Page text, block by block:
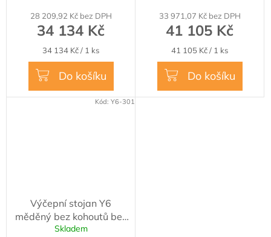
28 209,92 Kč bez DPH
34 134 Kč
Měrná
cena:
34 134 Kč / 1 ks
Do košíku
33 971,07 Kč bez DPH
41 105 Kč
Měrná
cena:
41 105 Kč / 1 ks
Do košíku
Výčepní stojan Y6
měděný bez kohoutů bez
medailonů přímé
Skladem
Kód: Y6-301